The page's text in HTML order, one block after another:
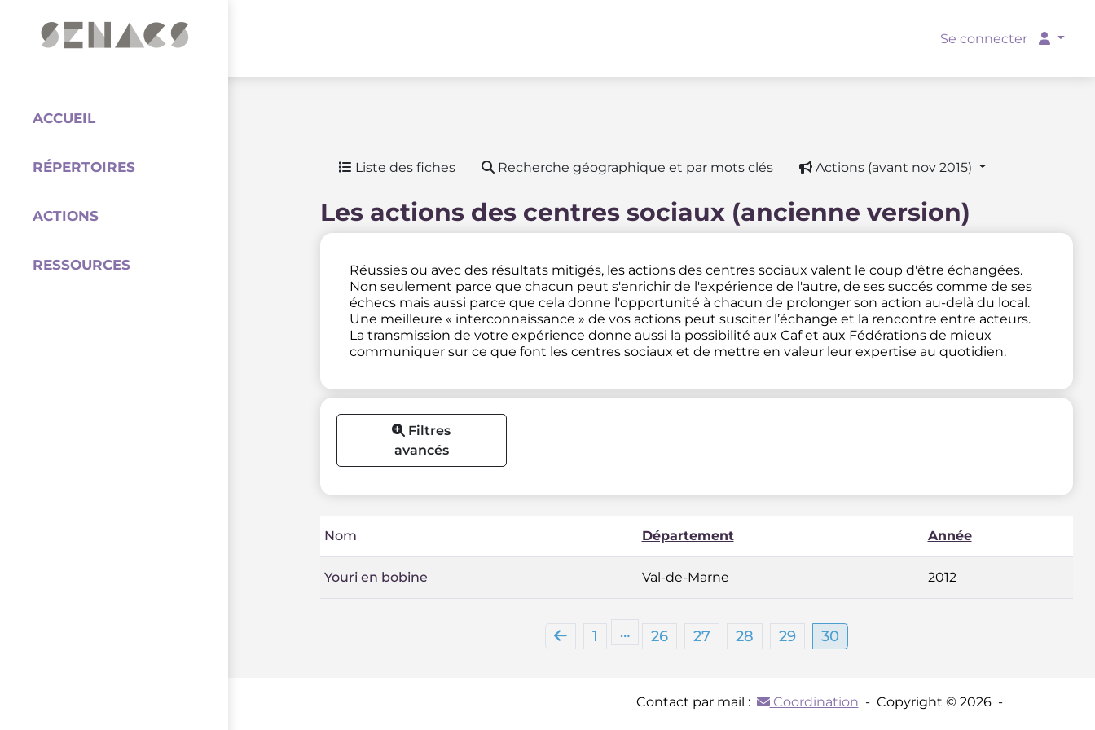
Se connecter
ACCUEIL
RÉPERTOIRES
ACTIONS
RESSOURCES
Coordination
Liste des fiches Recherche géographique et par mots clés Actions (avant nov 2015)
Les actions des centres sociaux (ancienne version)
Réussies ou avec des résultats mitigés, les actions des centres sociaux valent le coup d'être échangées.
Non seulement parce que chacun peut s'enrichir de l'expérience de l'autre, de ses succés comme de ses
échecs mais aussi parce que cela donne l'opportunité à chacun de prolonger son action au-delà du local.
Une meilleure « interconnaissance » de vos actions peut susciter l’échange et la rencontre entre acteurs.
La transmission de votre expérience donne aussi la possibilité aux Caf et aux Fédérations de mieux
communiquer sur ce que font les centres sociaux et de mettre en valeur leur expertise au quotidien.
Filtres
avancés
Nom Département Année
Youri en bobine Val-de-Marne 2012
1 … 26 27 28 29 30
Contact par mail : Coordination - Copyright © 2026 -